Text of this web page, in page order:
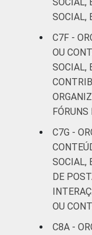
SOCIAL,
C7F -
OU
SOCIAL,
FÓRUNS
C7G -
SOCIAL,
DE
OU
C8A -